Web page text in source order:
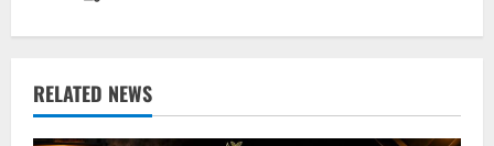
n
u
e
RELATED NEWS